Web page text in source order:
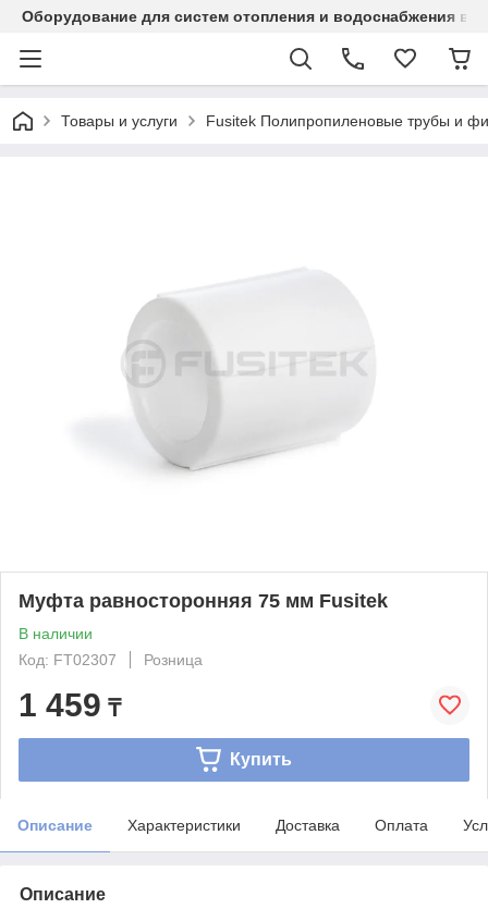
Оборудование для систем отопления и водоснабжения в
Товары и услуги Fusitek Полипропиленовые трубы и
Муфта равносторонняя 75 мм Fusitek
В наличии
Код: FT02307
Розница
1 459 ₸
Купить
Описание Характеристики Доставка Оплата
Описание